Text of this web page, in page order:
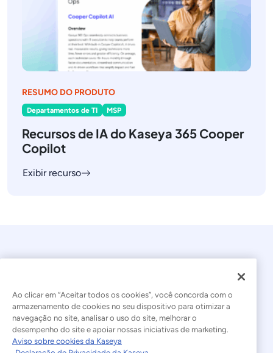
RESUMO DO PRODUTO
Departamentos de TI MSP
Recursos de IA do Kaseya 365 Cooper
Copilot
Exibir recurso
© 2026 Kaseya. Todos os direitos reservados.
Português Brasileiro
Ao clicar em “Aceitar todos os cookies”, você concorda com o
armazenamento de cookies no seu dispositivo para otimizar a
navegação no site, analisar o uso do site, melhorar o
desempenho do site e apoiar nossas iniciativas de marketing.
Aviso sobre cookies da Kaseya